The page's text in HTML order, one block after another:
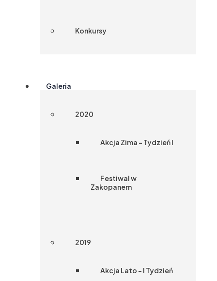
Konkursy
Galeria
2020
Akcja Zima – Tydzień I
Festiwal w
Zakopanem
2019
Akcja Lato – I Tydzień